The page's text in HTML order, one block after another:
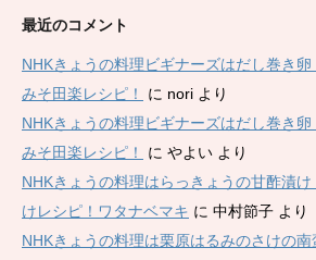
最近のコメント
NHKきょうの料理ビギナーズはだし巻き
みそ田楽レシピ！
に nori より
NHKきょうの料理ビギナーズはだし巻き
みそ田楽レシピ！
に やよい より
NHKきょうの料理はらっきょうの甘酢漬
けレシピ！ワタナベマキ に 中村節子 より
NHKきょうの料理は栗原はるみのさけの